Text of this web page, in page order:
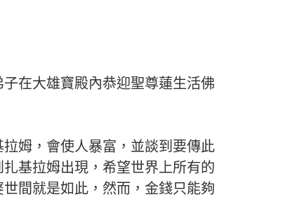
在大雄寶殿內恭迎聖尊蓮生活佛
姆，會使人暴富，並談到要傳此
基拉姆出現，希望世界上所有的
間就是如此，然而，金錢只能夠